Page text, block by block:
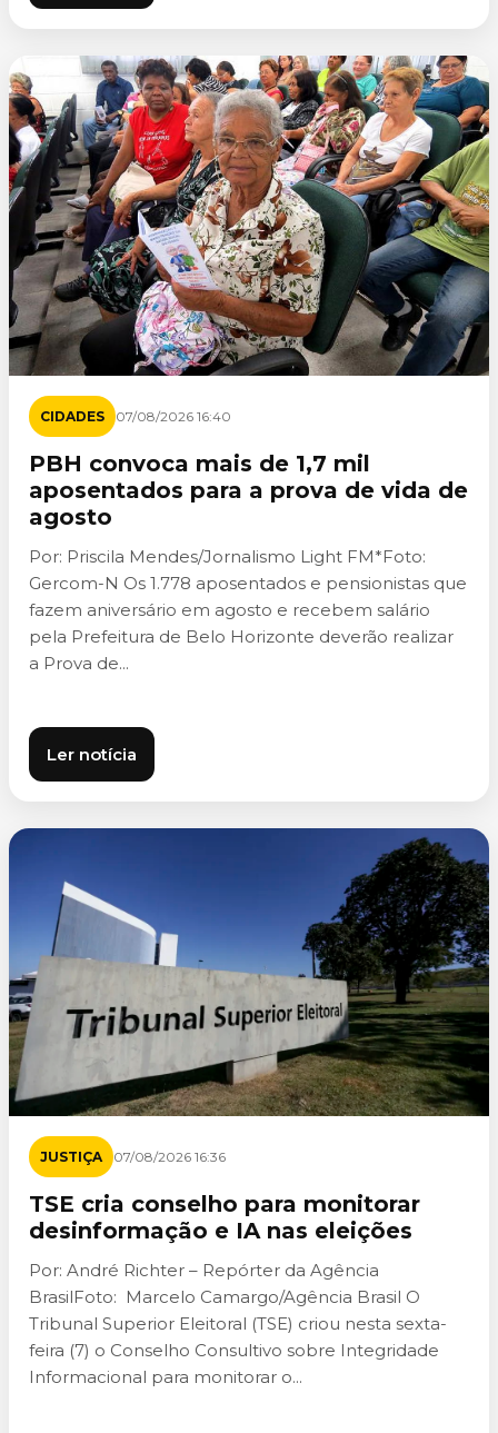
CIDADES 07/08/2026 16:40
PBH convoca mais de 1,7 mil
aposentados para a prova de vida de
agosto
Por: Priscila Mendes/Jornalismo Light FM*Foto:
Gercom-N Os 1.778 aposentados e pensionistas que
fazem aniversário em agosto e recebem salário
pela Prefeitura de Belo Horizonte deverão realizar
a Prova de...
Ler notícia
JUSTIÇA 07/08/2026 16:36
TSE cria conselho para monitorar
desinformação e IA nas eleições
Por: André Richter – Repórter da Agência
BrasilFoto: Marcelo Camargo/Agência Brasil O
Tribunal Superior Eleitoral (TSE) criou nesta sexta-
feira (7) o Conselho Consultivo sobre Integridade
Informacional para monitorar o...